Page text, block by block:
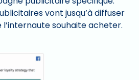
vont jusqu’à diffuser
souhaite acheter.